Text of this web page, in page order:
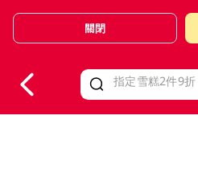
Valid Until 30 June 2026
關閉